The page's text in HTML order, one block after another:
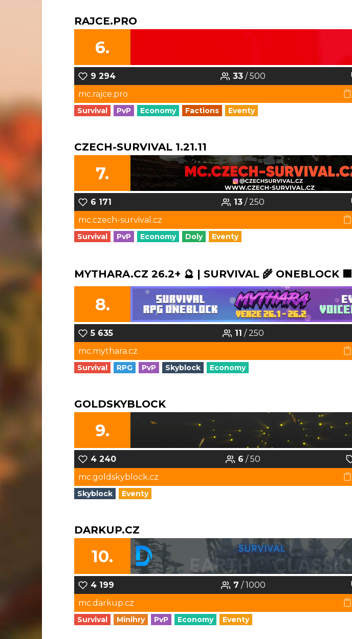
RAJCE.PRO
6.
9 294 33 / 500
mc.rajce.pro
Survival PvP Economy Factions Eventy
CZECH-SURVIVAL 1.21.11
7.
6 171 13 / 250
mc.czech-survival.cz
Survival PvP Economy Doly Eventy
MYTHARA.CZ 26.2+ 🔮 | SURVIVAL 🌾 ONEBLOCK 🟩
8.
5 635 11 / 250
mc.mythara.cz
Survival RPG PvP Skyblock Economy
GOLDSKYBLOCK
9.
4 240 6 / 50
mc.goldskyblock.cz
Skyblock Eventy
DARKUP.CZ
10.
4 199 7 / 1000
mc.darkup.cz
Survival Minihry PvP Economy Eventy